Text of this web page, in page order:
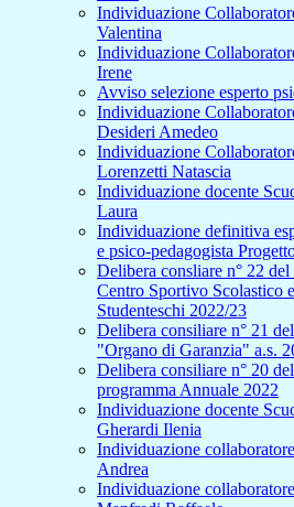
Individuazione
Valentina
Individuazione
Irene
Avviso selezione esperto
Individuazione
Desideri Amedeo
Individuazione
Lorenzetti Natascia
Individuazione docente
Laura
Individuazione definitiva
e psico-pedagogista
Delibera consliare n° 22
Centro Sportivo Scolastico
Studenteschi 2022/23
Delibera consiliare n° 21
"Organo di Garanzia" a.s.
Delibera consiliare n° 20
programma Annuale 2022
Individuazione docente
Gherardi Ilenia
Individuazione
Andrea
Individuazione